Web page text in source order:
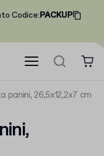
Codice:PACKUP
panini, 26,5x12,2x7 cm